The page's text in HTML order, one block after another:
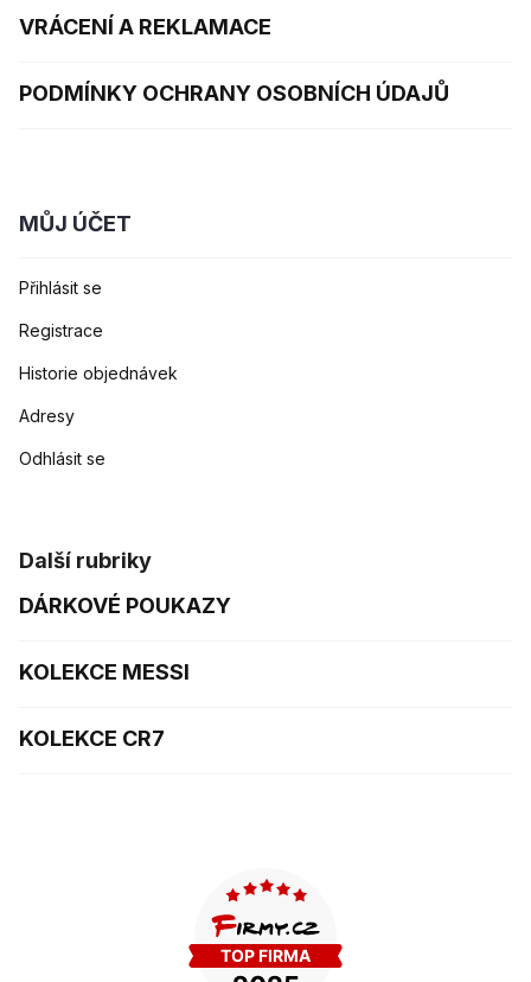
VRÁCENÍ A REKLAMACE
PODMÍNKY OCHRANY OSOBNÍCH ÚDAJŮ
MŮJ ÚČET
Přihlásit se
Registrace
Historie objednávek
Adresy
Odhlásit se
Další rubriky
DÁRKOVÉ POUKAZY
KOLEKCE MESSI
KOLEKCE CR7